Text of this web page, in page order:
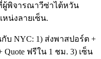
ผู้พิจารณาวีซ่าไต้หวัน
น่งลายเซ็น.
บ NYC: 1) ส่งพาสปอร์ต +
ฟรีใน 1 ชม. 3) เซ็น